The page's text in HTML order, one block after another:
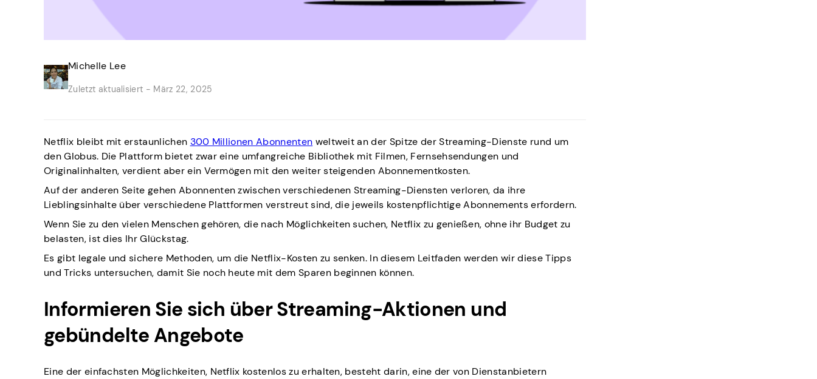
Michelle Lee
Zuletzt aktualisiert - März 22, 2025
Netflix bleibt mit erstaunlichen 300 Millionen Abonnenten weltweit an der Spitze der Streaming-Dienste rund um
den Globus. Die Plattform bietet zwar eine umfangreiche Bibliothek mit Filmen, Fernsehsendungen und
Originalinhalten, verdient aber ein Vermögen mit den weiter steigenden Abonnementkosten.
Auf der anderen Seite gehen Abonnenten zwischen verschiedenen Streaming-Diensten verloren, da ihre
Lieblingsinhalte über verschiedene Plattformen verstreut sind, die jeweils kostenpflichtige Abonnements erfordern.
Wenn Sie zu den vielen Menschen gehören, die nach Möglichkeiten suchen, Netflix zu genießen, ohne ihr Budget zu
belasten, ist dies Ihr Glückstag.
Es gibt legale und sichere Methoden, um die Netflix-Kosten zu senken. In diesem Leitfaden werden wir diese Tipps
und Tricks untersuchen, damit Sie noch heute mit dem Sparen beginnen können.
Informieren Sie sich über Streaming-Aktionen und
gebündelte Angebote
Eine der einfachsten Möglichkeiten, Netflix kostenlos zu erhalten, besteht darin, eine der von Dienstanbietern